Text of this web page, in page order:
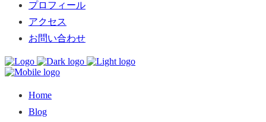
プロフィール
アクセス
お問い合わせ
Home
Blog